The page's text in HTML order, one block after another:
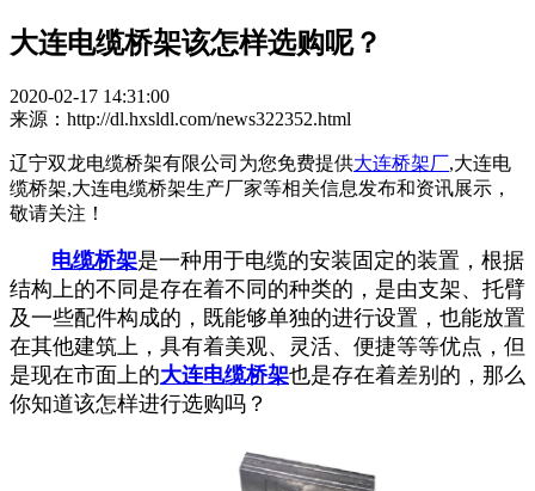
大连电缆桥架该怎样选购呢？
2020-02-17 14:31:00
来源：http://dl.hxsldl.com/news322352.html
辽宁双龙电缆桥架有限公司为您免费提供大连桥架厂,大连电
缆桥架,大连电缆桥架生产厂家等相关信息发布和资讯展示，
敬请关注！
电缆桥架是一种用于电缆的安装固定的装置，根据
结构上的不同是存在着不同的种类的，是由支架、托臂
及一些配件构成的，既能够单独的进行设置，也能放置
在其他建筑上，具有着美观、灵活、便捷等等优点，但
是现在市面上的大连电缆桥架也是存在着差别的，那么
你知道该怎样进行选购吗？